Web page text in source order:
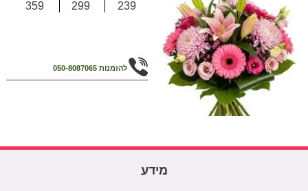
239
299
359
להזמנות 050-8087065
מידע